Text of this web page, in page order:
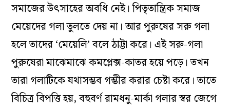
সমাজের উৎসাহের অবধি নেই। পিতৃতান্ত্রিক সমাজ
মেয়েদের গলা তুলতে দেয় না। আর পুরুষের সরু গলা
হলে তাদের ‘মেয়েলি’ বলে ঠাট্টা করে। এই সরু-গলা
পুরুষেরা মাঝেমাঝে কমপ্লেক্স-কাতর হয়ে পড়ে। তখন
তারা গলাটিকে যথাসম্ভব গম্ভীর করার চেষ্টা করে। তাতে
বিচিত্র বিপত্তি হয়, বহুবর্ণ রামধনু-মার্কা গলার স্বর জেগে